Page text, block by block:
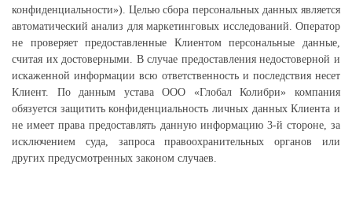
конфиденциальности»). Целью сбора персональных данных является
автоматический анализ для маркетинговых исследований. Оператор
не проверяет предоставленные Клиентом персональные данные,
считая их достоверными. В случае предоставления недостоверной и
искаженной информации всю ответственность и последствия несет
Клиент. По данным устава ООО «Глобал Колибри» компания
обязуется защитить конфиденциальность личных данных Клиента и
не имеет права предоставлять данную информацию 3-й стороне, за
исключением суда, запроса правоохранительных органов или
других предусмотренных законом случаев.